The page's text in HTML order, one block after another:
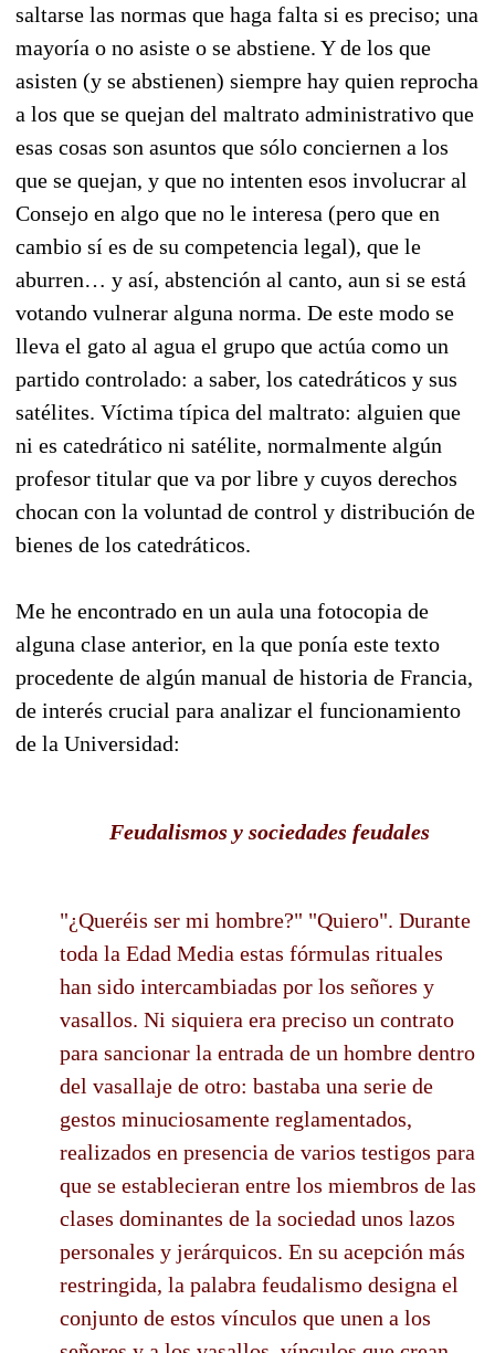
saltarse las normas que haga falta si es preciso; una
mayoría o no asiste o se abstiene. Y de los que
asisten (y se abstienen) siempre hay quien reprocha
a los que se quejan del maltrato administrativo que
esas cosas son asuntos que sólo conciernen a los
que se quejan, y que no intenten esos involucrar al
Consejo en algo que no le interesa (pero que en
cambio sí es de su competencia legal), que le
aburren… y así, abstención al canto, aun si se está
votando vulnerar alguna norma. De este modo se
lleva el gato al agua el grupo que actúa como un
partido controlado: a saber, los catedráticos y sus
satélites. Víctima típica del maltrato: alguien que
ni es catedrático ni satélite, normalmente algún
profesor titular que va por libre y cuyos derechos
chocan con la voluntad de control y distribución de
bienes de los catedráticos.
Me he encontrado en un aula una fotocopia de
alguna clase anterior, en la que ponía este texto
procedente de algún manual de historia de Francia,
de interés crucial para analizar el funcionamiento
de la Universidad:
Feudalismos y sociedades feudales
"¿Queréis ser mi hombre?" "Quiero". Durante
toda la Edad Media estas fórmulas rituales
han sido intercambiadas por los señores y
vasallos. Ni siquiera era preciso un contrato
para sancionar la entrada de un hombre dentro
del vasallaje de otro: bastaba una serie de
gestos minuciosamente reglamentados,
realizados en presencia de varios testigos para
que se establecieran entre los miembros de las
clases dominantes de la sociedad unos lazos
personales y jerárquicos. En su acepción más
restringida, la palabra feudalismo designa el
conjunto de estos vínculos que unen a los